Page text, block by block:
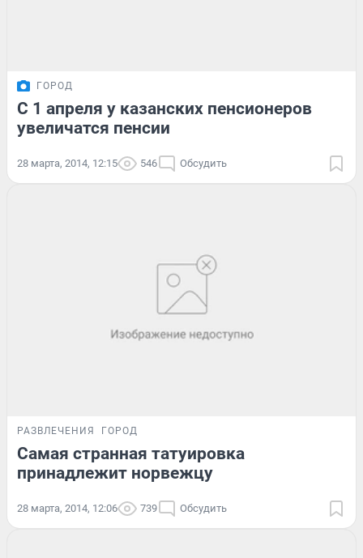
ГОРОД
С 1 апреля у казанских пенсионеров
увеличатся пенсии
28 марта, 2014, 12:15 546 Обсудить
РАЗВЛЕЧЕНИЯ ГОРОД
Самая странная татуировка
принадлежит норвежцу
28 марта, 2014, 12:06 739 Обсудить